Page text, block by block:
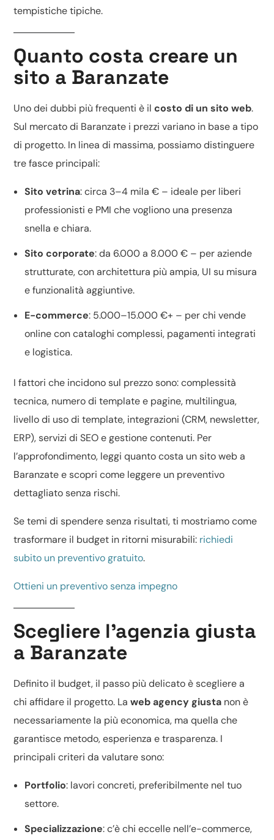
tempistiche tipiche.
Quanto costa creare un
sito a Baranzate
Uno dei dubbi più frequenti è ilcosto di un sito web.
Sul mercato di Baranzate i prezzi variano in base a tipo
di progetto. In linea di massima, possiamo distinguere
tre fasce principali:
Sito vetrina: circa 3–4 mila € – ideale per liberi
professionisti e PMI che vogliono una presenza
snella e chiara.
Sito corporate: da 6.000 a 8.000 € – per aziende
strutturate, con architettura più ampia, UI su misura
e funzionalità aggiuntive.
E-commerce: 5.000–15.000 €+ – per chi vende
online con cataloghi complessi, pagamenti integrati
e logistica.
I fattori che incidono sul prezzo sono: complessità
tecnica, numero di template e pagine, multilingua,
livello di uso di template, integrazioni (CRM, newsletter,
ERP), servizi diSEOe gestione contenuti. Per
l’approfondimento, leggiquanto costa un sito web a
Baranzatee scopri come leggere un preventivo
dettagliatosenza rischi.
Se temi di spendere senza risultati, ti mostriamo come
trasformare il budget in ritorni misurabili: richiedi
subito un preventivo gratuito.
Ottieni un preventivo senza impegno
Scegliere l’agenzia giusta
a Baranzate
Definito il budget, il passo più delicato è scegliere a
chi affidare il progetto. Laweb agency giusta non è
necessariamente la più economica, ma quella che
garantisce metodo, esperienza e trasparenza. I
principali criteri da valutare sono:
Portfolio: lavori concreti, preferibilmente nel tuo
settore.
Specializzazione: c’è chi eccelle nell’e-commerce,